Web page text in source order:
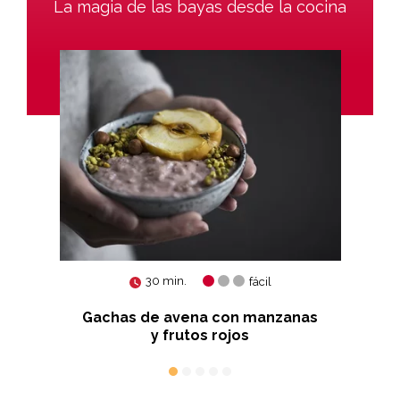
La magia de las bayas desde la cocina
30 min. fácil
Gachas de avena con manzanas
y frutos rojos